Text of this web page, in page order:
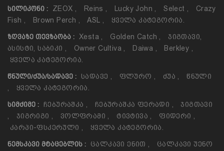
ᲡᲘᲚᲘᲙᲝᲜᲘ : ZEOX , Reins , Lucky John , Select ,
Crazy
Fish , Brown Perch , ASL , Ყველა Კატეგორია.
ᲖᲦᲕᲐᲖᲔ ᲗᲔᲕᲖᲐᲝᲑᲐ : Xesta , Golden Catch ,
Ჯიგთავი,
Ასისტი, Საბიკი , Owner Cultiva , Daiwa , Berkley ,
Ყველა Კატეგორია.
ᲬᲜᲣᲚᲘ/ᲫᲣᲐ/ᲡᲐᲓᲐᲕᲔ : Სადავე , Ფლურო , Ძუა ,
Წნული
,
Ყველა Კატეგორია.
ᲡᲘᲛᲫᲘᲛᲔ : Ჩებურაშკა , Ჩებურაშკა Ფერადი ,
Ჯიგთავი
,
Ჯიგრიგი , Ვოლფრამი , Ტივტივა , Ფიდერი ,
Კარპი-Ფსკერული , Ყველა Კატეგორია.
ᲜᲔᲛᲡᲙᲐᲕᲘ ᲛᲢᲐᲪᲔᲑᲚᲘᲡ : Ცალკავი Ენით ,
Ცალკავი Უენო